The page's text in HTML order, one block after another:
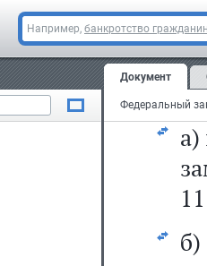
Например, банкротство
Документ